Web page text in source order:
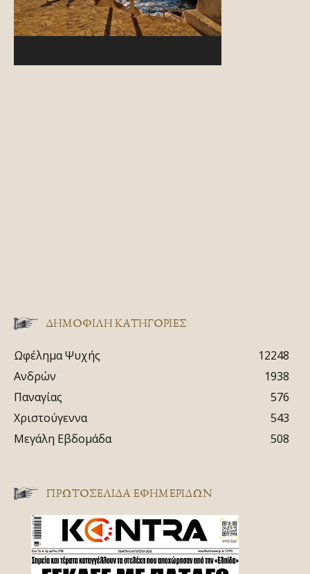
ΔΗΜΟΦΙΛΗ ΚΑΤΗΓΟΡΙΕΣ
Ωφέλημα Ψυχής
12248
Ανδρών
1938
Παναγίας
576
Χριστούγεννα
543
Μεγάλη Εβδομάδα
508
ΠΡΩΤΟΣΈΛΙΔΑ ΕΦΗΜΕΡΊΔΩΝ